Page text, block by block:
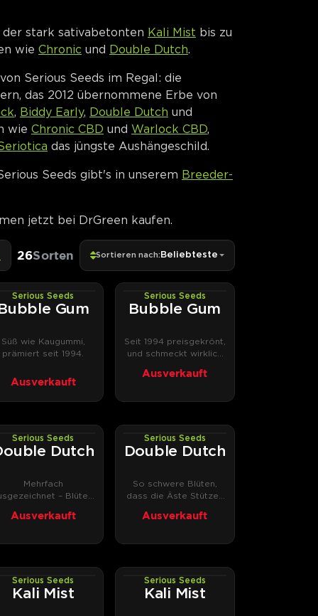
stark sativabetonten Kali Mist bis zu
wie Chronic und Double Dutch
Serious Seeds im Regal: die
das 2012 übernommene Erbe von
Biddy Early, Double Dutch und
wie Chronic CBD und Warlock CBD
das jüngste Aushängeschild.
Seeds gibt's in unserem Breeder-
jetzt bei DrGreen kaufen.
26Sorten Sortieren nach: Beliebteste
PHOTOREG
Serious Seeds
Bubble Gum
Süß wie Kaugummi,
prämiert seit 1994.
Ausverkauft
PHOTOFEM
Serious Seeds
Bubble Gum
Seit 1994 preisgekrönt,
und schmeckt wirklich
Ausverkauft
PHOTOFEM
Serious Seeds
Dutch
Mehrfach
– Blüten,
Ausverkauft
PHOTOREG
Serious Seeds
Double Dutch
So schwere Blüten,
dass die Äste Stützen
Ausverkauft
PHOTOREG
Serious Seeds
Kali Mist
PHOTOFEM
Serious Seeds
Kali Mist